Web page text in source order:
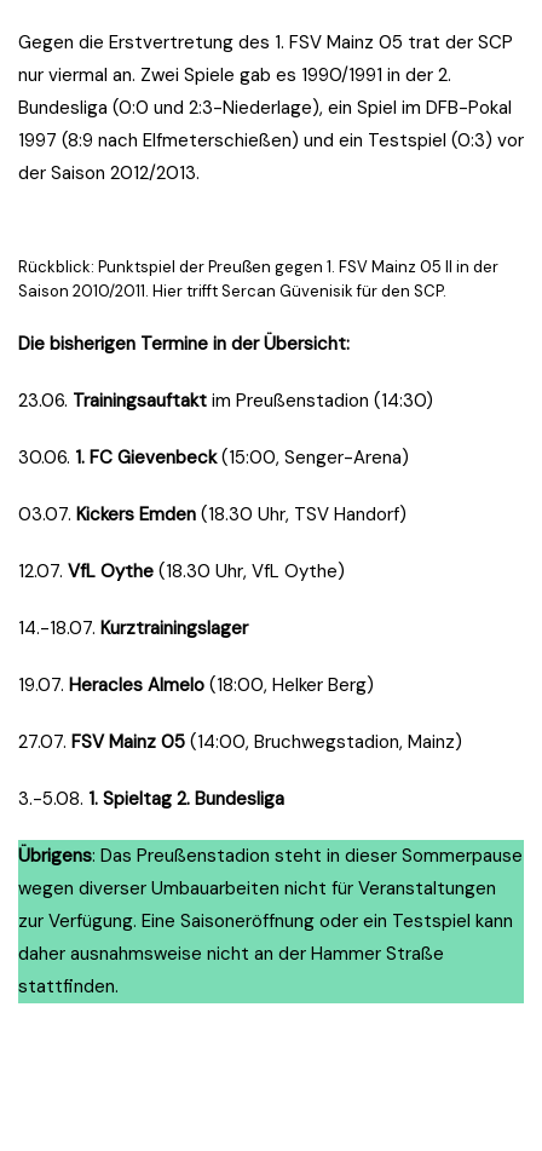
Gegen die Erstvertretung des 1. FSV Mainz 05 trat der SCP
nur viermal an. Zwei Spiele gab es 1990/1991 in der 2.
Bundesliga (0:0 und 2:3-Niederlage), ein Spiel im DFB-Pokal
1997 (8:9 nach Elfmeterschießen) und ein Testspiel (0:3) vor
der Saison 2012/2013.
Rückblick: Punktspiel der Preußen gegen 1. FSV Mainz 05 II in der
Saison 2010/2011. Hier trifft Sercan Güvenisik für den SCP.
Die bisherigen Termine in der Übersicht:
23.06. Trainingsauftakt im Preußenstadion (14:30)
30.06. 1. FC Gievenbeck(15:00, Senger-Arena)
03.07. Kickers Emden (18.30 Uhr, TSV Handorf)
12.07. VfL Oythe (18.30 Uhr, VfL Oythe)
14.-18.07. Kurztrainingslager
19.07. Heracles Almelo (18:00, Helker Berg)
27.07. FSV Mainz 05 (14:00, Bruchwegstadion, Mainz)
3.-5.08. 1. Spieltag 2. Bundesliga
Übrigens: Das Preußenstadion steht in dieser Sommerpause
wegen diverser Umbauarbeiten nicht für Veranstaltungen
zur Verfügung. Eine Saisoneröffnung oder ein Testspiel kann
daher ausnahmsweise nicht an der Hammer Straße
stattfinden.